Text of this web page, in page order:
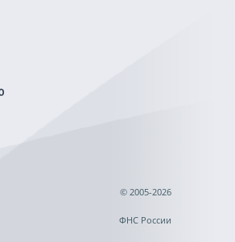
© 2005-2026
ФНС России